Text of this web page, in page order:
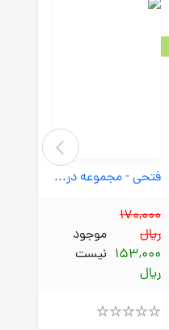
فتحی - مجموعه دروس پایه پنجم ابتدایی
170,000
ریال
153,000
ریال
موجود
نیست